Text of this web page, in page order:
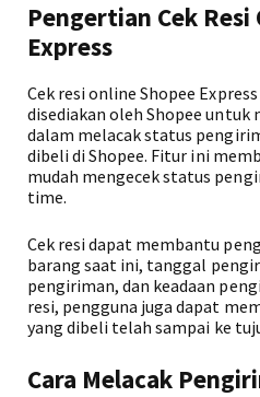
Pengertian Cek Resi
Express
Cek resi online Shopee
disediakan oleh Shopee untuk
dalam melacak status
dibeli di Shopee. Fitur ini
mudah mengecek status
time.
Cek resi dapat membantu
barang saat ini, tanggal
pengiriman, dan keadaan
resi, pengguna juga dapat
yang dibeli telah sampai ke
Cara Melacak